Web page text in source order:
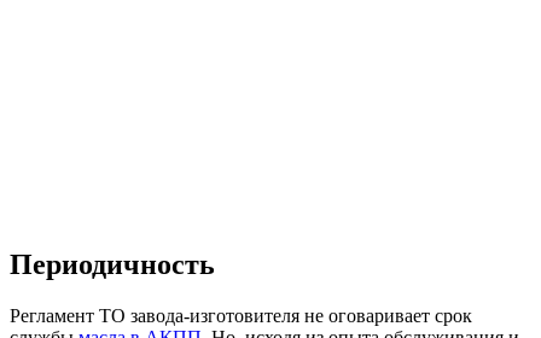
Периодичность
Регламент ТО завода-изготовителя не оговаривает срок